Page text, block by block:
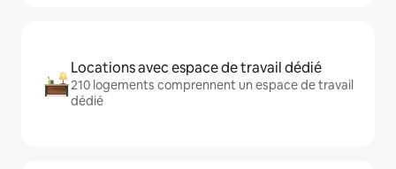
Locations avec espace de travail dédié
210 logements comprennent un espace de travail
dédié